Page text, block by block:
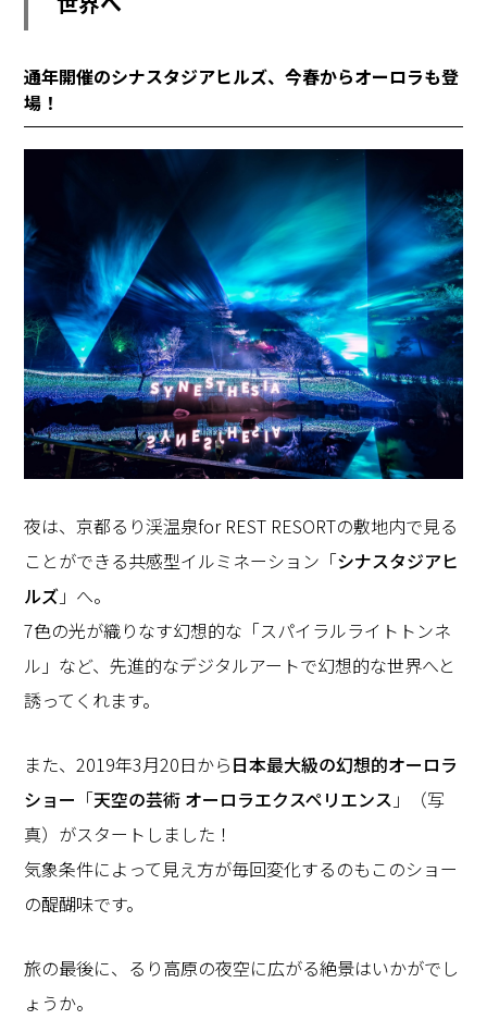
通年開催のシナスタジアヒルズ、今春からオーロラも登
場！
夜は、京都るり渓温泉for REST RESORTの敷地内で見る
ことができる共感型イルミネーション「シナスタジアヒ
ルズ 」へ。
7色の光が織りなす幻想的な「スパイラルライトトンネ
ル」など、先進的なデジタルアートで幻想的な世界へと
誘ってくれます。
また、2019年3月20日から日本最大級の幻想的オーロラ
ショー 「天空の芸術 オーロラエクスペリエンス 」（写
真）がスタートしました！
気象条件によって見え方が毎回変化するのもこのショー
の醍醐味です。
旅の最後に、るり高原の夜空に広がる絶景はいかがでし
ょうか。